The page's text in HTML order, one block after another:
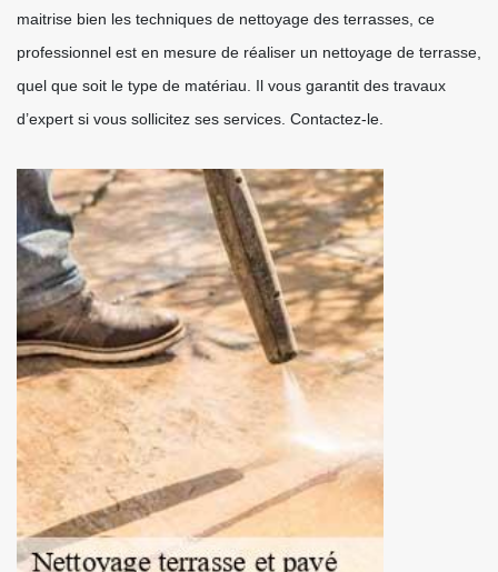
maitrise bien les techniques de nettoyage des terrasses, ce
professionnel est en mesure de réaliser un nettoyage de terrasse,
quel que soit le type de matériau. Il vous garantit des travaux
d’expert si vous sollicitez ses services. Contactez-le.